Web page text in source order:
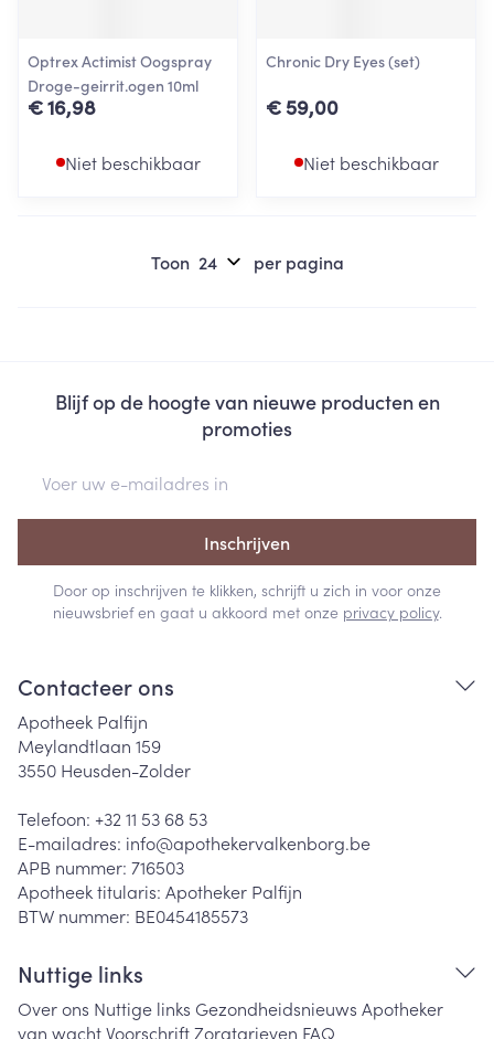
Optrex Actimist Oogspray
Droge-geirrit.ogen 10ml
€ 16,98
Niet beschikbaar
Chronic Dry Eyes (set)
€ 59,00
Niet beschikbaar
Toon per pagina
Blijf op de hoogte van nieuwe producten en
promoties
Inschrijven
Door op inschrijven te klikken, schrijft u zich in voor onze
nieuwsbrief en gaat u akkoord met onze privacy policy.
Contacteer ons
Apotheek Palfijn
Meylandtlaan 159
3550 Heusden-Zolder
Telefoon: +32 11 53 68 53
E-mailadres: info@apothekervalkenborg.be
APB nummer: 716503
Apotheek titularis: Apotheker Palfijn
BTW nummer: BE0454185573
Nuttige links
Over ons Nuttige links Gezondheidsnieuws Apotheker
van wachtVoorschriftZorgtarieven FAQ